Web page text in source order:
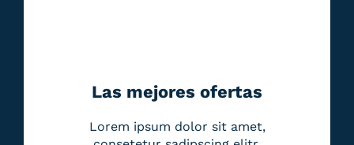
Las mejores ofertas
Lorem ipsum dolor sit amet,